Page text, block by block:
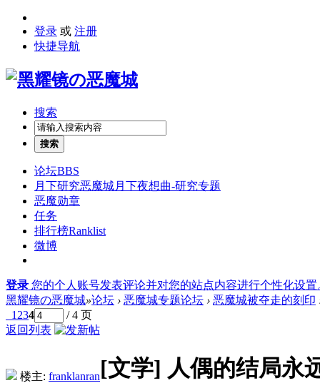
登录 或 注册
快捷导航
搜索
搜索
论坛BBS
月下研究恶魔城月下夜想曲-研究专题
恶魔勋章
任务
排行榜Ranklist
微博
登录 您的个人账号发表评论并对您的站点内容进行个性化设置
黑耀镜の恶魔城»论坛 › 恶魔城专题论坛 › 恶魔城被夺走的刻印
1 234
/ 4 页
返回列表
楼主: franklanran[文学] 人偶的结局永